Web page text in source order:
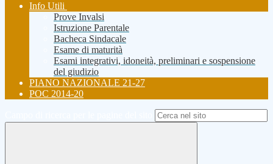
Info Utili
Prove Invalsi
Istruzione Parentale
Bacheca Sindacale
Esame di maturità
Esami integrativi, idoneità, preliminari e sospensione
del giudizio
PIANO NAZIONALE 21-27
POC 2014-20